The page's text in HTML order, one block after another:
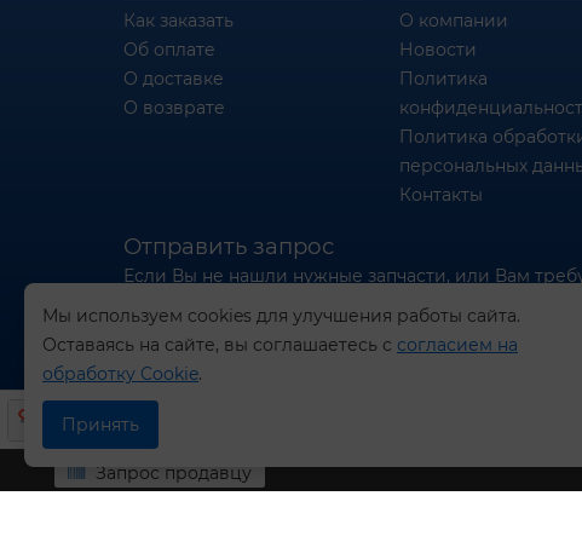
Как заказать
Об оплате
О доставке
О возврате
О компании
Новости
Политика
Политика
персональных
Контакты
Отправить запрос
Если Вы не нашли нужные запчасти, или Вам
отправьте нам запрос - мы Вам поможем
Отправить запрос продавцу
Запрос продавцу
Мы используем cookies для улучшения работы сайта.
Оставаясь на сайте, вы соглашаетесь с согласием на
обработку Cookie.
Принять